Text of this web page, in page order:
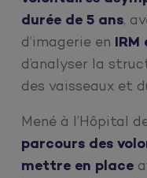
durée de 5 ans,
d’imagerie en
d’analyser la
des vaisseaux et
Mené à l’Hôpital
parcours des
mettre en place